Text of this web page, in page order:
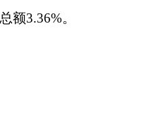
额3.36%。